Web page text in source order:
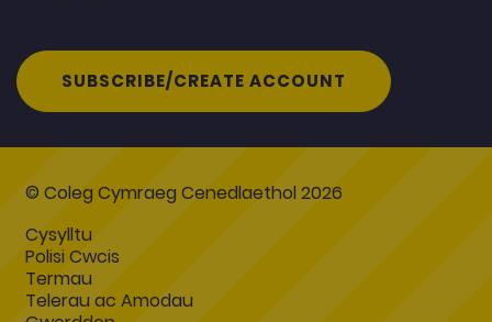
SUBSCRIBE/CREATE ACCOUNT
© Coleg Cymraeg Cenedlaethol 2026
Cysylltu
Polisi Cwcis
Termau
Telerau ac Amodau